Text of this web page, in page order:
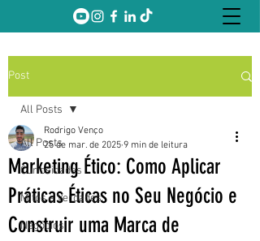
Post
All Posts
Curiosidades
Mitos e Verdades
Negócios
All Posts
Marketing Ético: Como Aplicar
Práticas Éticas no Seu Negócio e
Construir uma Marca de
Rodrigo Venço
25 de mar. de 2025 9 min de leitura